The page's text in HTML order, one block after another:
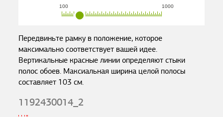
100 1000
Передвиньте рамку в положение, которое
максимально соответствует вашей идее.
Вертикальные красные линии определяют стыки
полос обоев. Максиальная ширина целой полосы
составляет 103 см.
1192430014_2